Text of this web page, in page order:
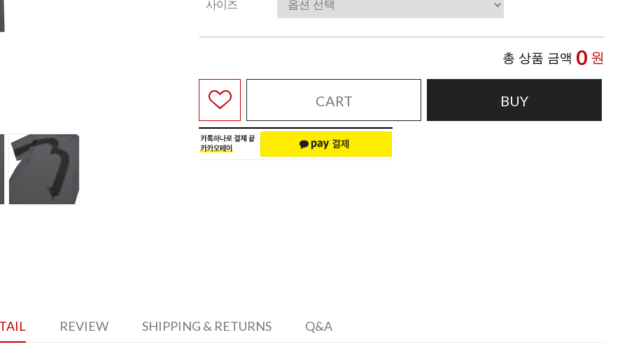
사이즈
총 상품 금액 0 원
CART BUY
REVIEW SHIPPING & RETURNS Q&A